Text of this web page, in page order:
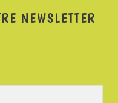
NEWSLETTER